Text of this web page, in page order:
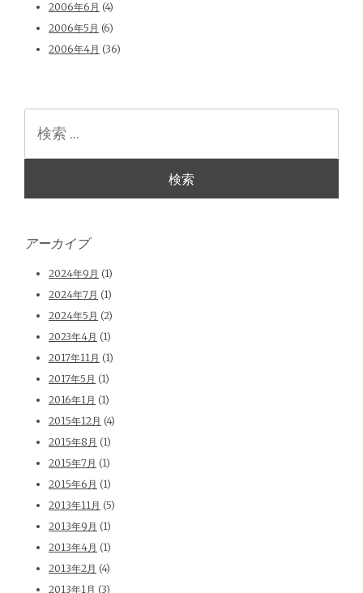
2006年6月 (4)
2006年5月 (6)
2006年4月 (36)
アーカイブ
2024年9月 (1)
2024年7月 (1)
2024年5月 (2)
2023年4月 (1)
2017年11月 (1)
2017年5月 (1)
2016年1月 (1)
2015年12月 (4)
2015年8月 (1)
2015年7月 (1)
2015年6月 (1)
2013年11月 (5)
2013年9月 (1)
2013年4月 (1)
2013年2月 (4)
2013年1月 (3)